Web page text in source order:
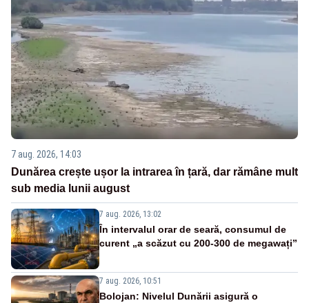
7 aug. 2026, 14:03
Dunărea crește ușor la intrarea în țară, dar rămâne mult
sub media lunii august
7 aug. 2026, 13:02
În intervalul orar de seară, consumul de
curent „a scăzut cu 200-300 de megawați”
7 aug. 2026, 10:51
Bolojan: Nivelul Dunării asigură o